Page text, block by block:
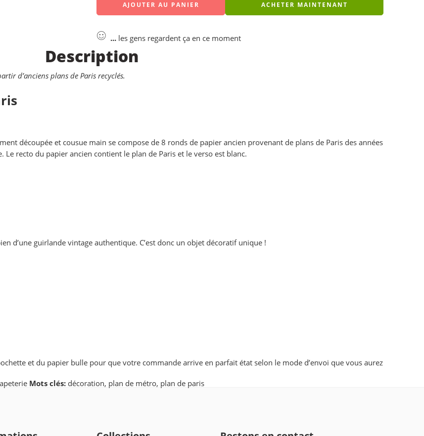
AJOUTER AU PANIER ACHETER MAINTENANT
... les gens regardent ça en ce moment
Description
d’anciens plans de Paris recyclés.
découpée et cousue main se compose de 8 ronds de papier ancien provenant de plans de Paris des années
recto du papier ancien contient le plan de Paris et le verso est blanc.
d’une guirlande vintage authentique. C’est donc un objet décoratif unique !
et du papier bulle pour que votre commande arrive en parfait état selon le mode d’envoi que vous aurez
Mots clés: décoration, plan de métro, plan de paris